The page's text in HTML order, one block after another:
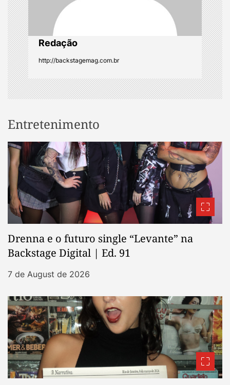
o
n
Redação
http://backstagemag.com.br
Entretenimento
Drenna e o futuro single “Levante” na
Backstage Digital | Ed. 91
7 de August de 2026